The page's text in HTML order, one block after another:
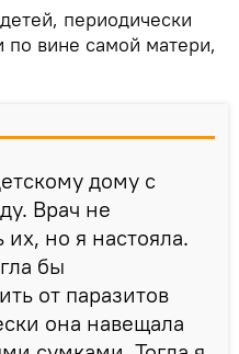
периодически
вине самой матери,
дому с
Врач не
но я настояла.
бы
от паразитов
она навещала